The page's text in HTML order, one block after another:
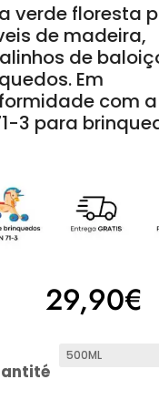
verde floresta
de madeira,
de
Em
com
3 para
29,90€